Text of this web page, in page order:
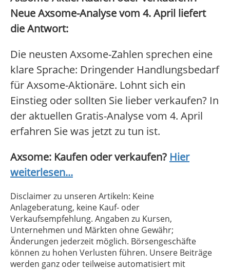
Neue Axsome-Analyse vom 4. April liefert
die Antwort:
Die neusten Axsome-Zahlen sprechen eine
klare Sprache: Dringender Handlungsbedarf
für Axsome-Aktionäre. Lohnt sich ein
Einstieg oder sollten Sie lieber verkaufen? In
der aktuellen Gratis-Analyse vom 4. April
erfahren Sie was jetzt zu tun ist.
Axsome: Kaufen oder verkaufen? Hier
weiterlesen...
Disclaimer zu unseren Artikeln: Keine
Anlageberatung, keine Kauf- oder
Verkaufsempfehlung. Angaben zu Kursen,
Unternehmen und Märkten ohne Gewähr;
Änderungen jederzeit möglich. Börsengeschäfte
können zu hohen Verlusten führen. Unsere Beiträge
werden ganz oder teilweise automatisiert mit